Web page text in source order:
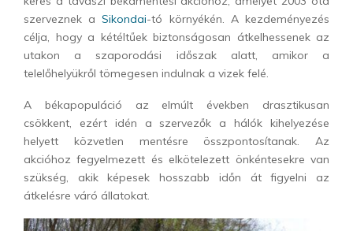
szerveznek aSikondai-tó környékén. A kezdeményezés
célja, hogy a kétéltűek biztonságosan átkelhessenek az
utakon a szaporodási időszak alatt, amikor a
telelőhelyükről tömegesen indulnak a vizek felé.
A békapopuláció az elmúlt években drasztikusan
csökkent, ezért idén a szervezők a hálók kihelyezése
helyett közvetlen mentésre összpontosítanak. Az
akcióhoz fegyelmezett és elkötelezett önkéntesekre van
szükség, akik képesek hosszabb időn át figyelni az
átkelésre váró állatokat.